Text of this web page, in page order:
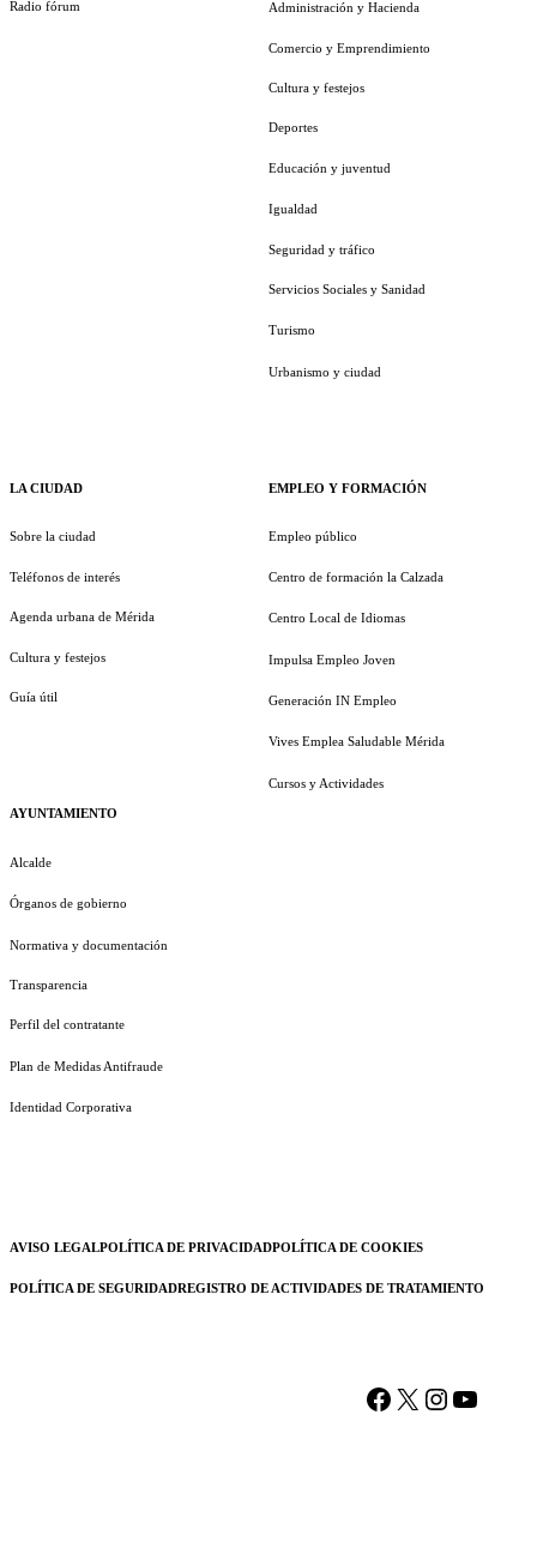
Radio fórum
LA CIUDAD
Sobre la ciudad
Teléfonos de interés
Agenda urbana de Mérida
Cultura y festejos
Guía útil
AYUNTAMIENTO
Alcalde
Órganos de gobierno
Normativa y documentación
Transparencia
Perfil del contratante
Plan de Medidas Antifraude
Identidad Corporativa
Administración y Hacienda
Comercio y Emprendimiento
Cultura y festejos
Deportes
Educación y juventud
Igualdad
Seguridad y tráfico
Servicios Sociales y Sanidad
Turismo
Urbanismo y ciudad
EMPLEO Y FORMACIÓN
Empleo público
Centro de formación la Calzada
Centro Local de Idiomas
Impulsa Empleo Joven
Generación IN Empleo
Vives Emplea Saludable Mérida
Cursos y Actividades
AVISO LEGALPOLÍTICA DE PRIVACIDADPOLÍTICA DE COOKIES
POLÍTICA DE SEGURIDADREGISTRO DE ACTIVIDADES DE TRATAMIENTO
Facebook
X Instagram